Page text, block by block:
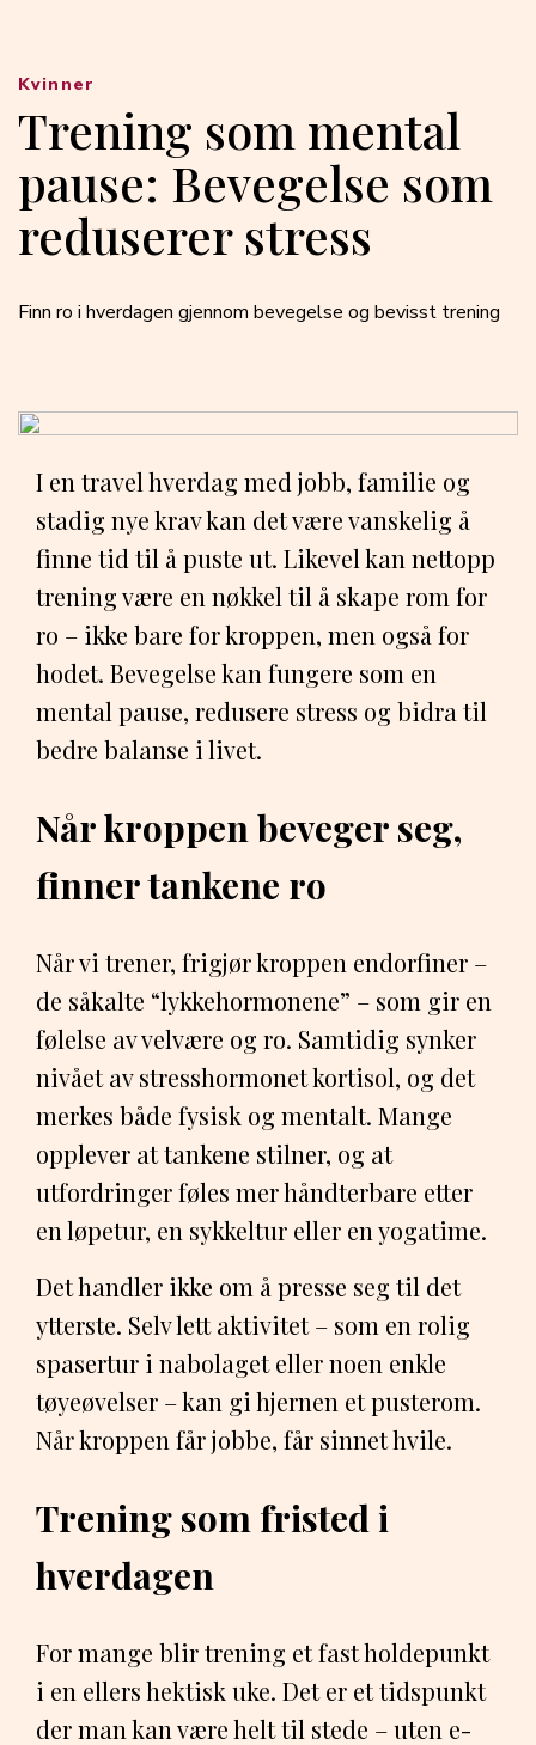
Trening som mental
pause: Bevegelse som
reduserer stress
Finn ro i hverdagen gjennom bevegelse og bevisst trening
Kvinner
I en travel hverdag med jobb, familie og
stadig nye krav kan det være vanskelig å
finne tid til å puste ut. Likevel kan nettopp
trening være en nøkkel til å skape rom for
ro – ikke bare for kroppen, men også for
hodet. Bevegelse kan fungere som en
mental pause, redusere stress og bidra til
bedre balanse i livet.
Når kroppen beveger seg,
finner tankene ro
Når vi trener, frigjør kroppen endorfiner –
de såkalte “lykkehormonene” – som gir en
følelse av velvære og ro. Samtidig synker
nivået av stresshormonet kortisol, og det
merkes både fysisk og mentalt. Mange
opplever at tankene stilner, og at
utfordringer føles mer håndterbare etter
en løpetur, en sykkeltur eller en yogatime.
Det handler ikke om å presse seg til det
ytterste. Selv lett aktivitet – som en rolig
spasertur i nabolaget eller noen enkle
tøyeøvelser – kan gi hjernen et pusterom.
Når kroppen får jobbe, får sinnet hvile.
Trening som fristed i
hverdagen
For mange blir trening et fast holdepunkt
i en ellers hektisk uke. Det er et tidspunkt
der man kan være helt til stede – uten e-